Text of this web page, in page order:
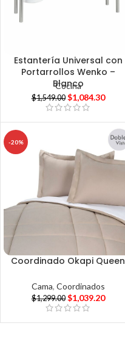
Estantería Universal con
Portarrollos Wenko –
Blanco
Cocina
$1,549.00 $1,084.30
-20%
Coordinado Okapi Queen
Cama, Coordinados
$1,299.00 $1,039.20